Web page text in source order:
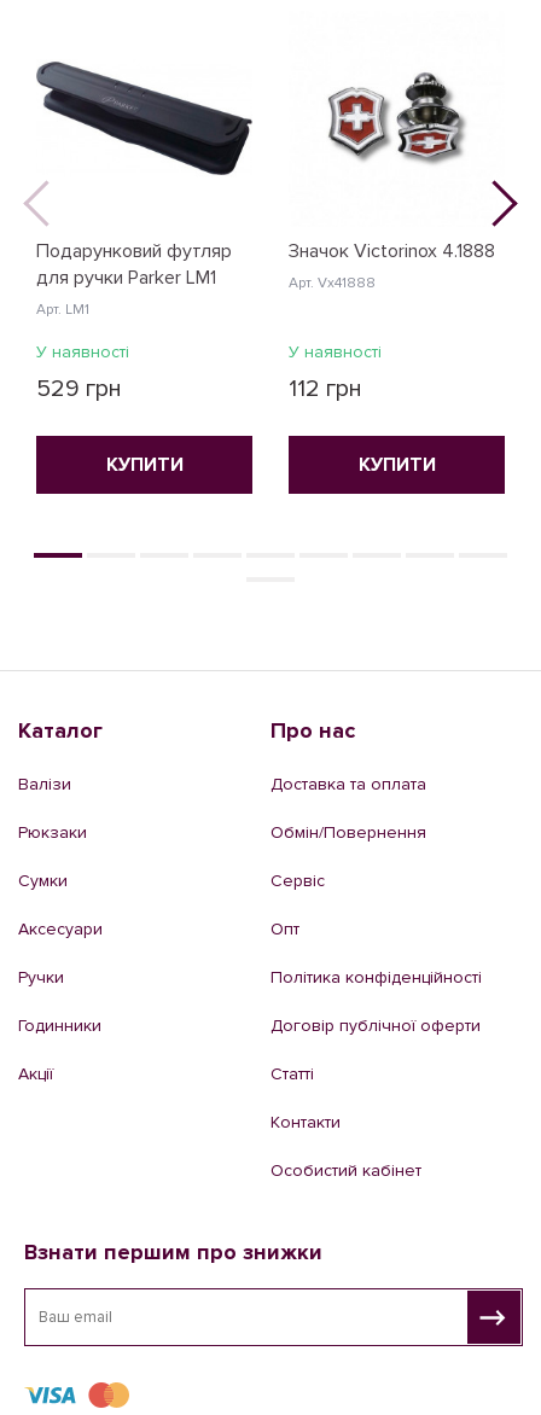
Подарунковий футляр
для ручки Parker LM1
Арт. LM1
У наявності
529 грн
КУПИТИ
Значок Victorinox 4.1888
Арт. Vx41888
У наявності
112 грн
КУПИТИ
Каталог
Валізи
Рюкзаки
Сумки
Аксесуари
Ручки
Годинники
Акції
Про нас
Доставка та оплата
Обмін/Повернення
Сервіс
Опт
Політика конфіденційності
Договір публічної оферти
Статті
Контакти
Особистий кабінет
Взнати першим про знижки